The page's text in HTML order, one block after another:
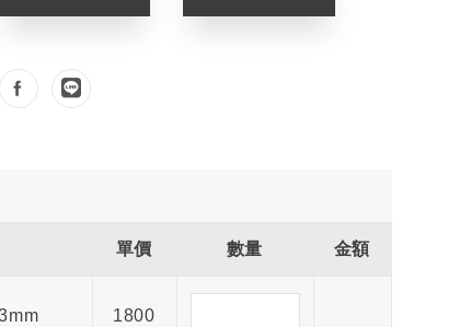
單價 數量 金額
1800